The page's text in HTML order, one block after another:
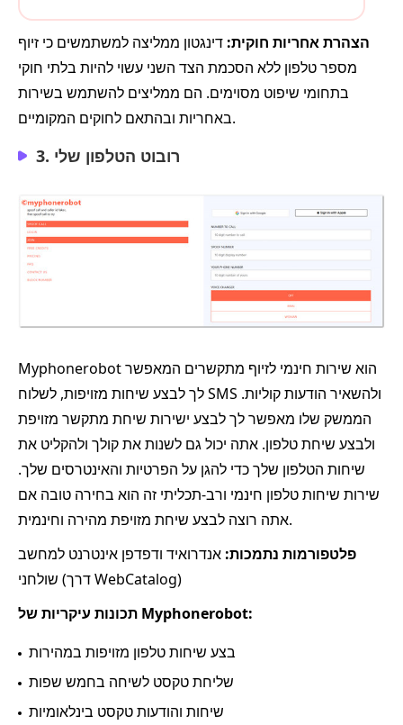
הצהרת אחריות חוקית: דינגטון ממליצה למשתמשים כי זיוף
מספר טלפון ללא הסכמת הצד השני עשוי להיות בלתי חוקי
בתחומי שיפוט מסוימים. הם ממליצים להשתמש בשירות
באחריות ובהתאם לחוקים המקומיים.
3. רובוט הטלפון שלי
Myphonerobot הוא שירות חינמי לזיוף מתקשרים המאפשר
לך לבצע שיחות מזויפות, לשלוח SMS ולהשאיר הודעות קוליות.
הממשק שלו מאפשר לך לבצע ישירות שיחת מתקשר מזויפת
ולבצע שיחת טלפון. אתה יכול גם לשנות את קולך ולהקליט את
שיחות הטלפון שלך כדי להגן על הפרטיות והאינטרסים שלך.
שירות שיחות טלפון חינמי ורב-תכליתי זה הוא בחירה טובה אם
אתה רוצה לבצע שיחת מזויפת מהירה וחינמית.
פלטפורמות נתמכות: אנדרואיד ודפדפן אינטרנט למחשב
שולחני (דרך WebCatalog)
תכונות עיקריות של Myphonerobot:
בצע שיחות טלפון מזויפות במהירות
שליחת טקסט לשיחה בחמש שפות
שיחות והודעות טקסט בינלאומיות